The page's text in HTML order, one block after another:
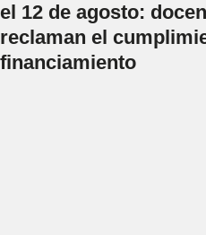
el 12 de agosto:
reclaman el
financiamiento